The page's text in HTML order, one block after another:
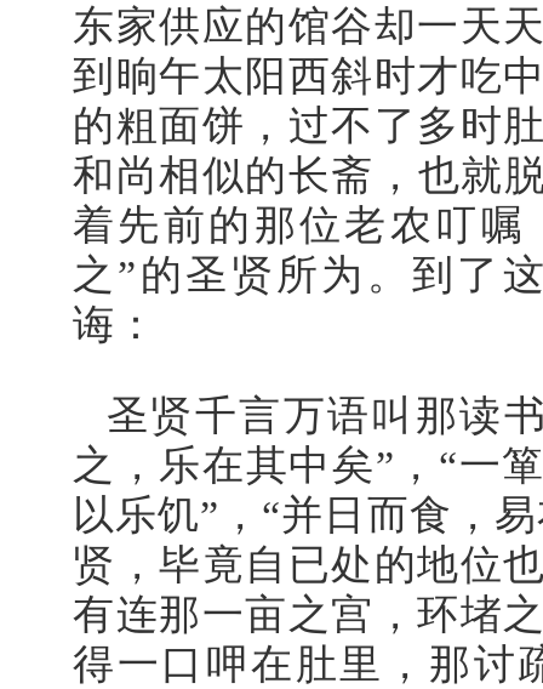
东家供应的馆谷却一天
到晌午太阳西斜时才吃
的粗面饼，过不了多时
和尚相似的长斋，也就
着先前的那位老农叮嘱
之”的圣贤所为。到了
诲：
圣贤千言万语叫那读
之，乐在其中矣”，“一
以乐饥”，“并日而食，
贤，毕竟自已处的地位
有连那一亩之宫，环堵
得一口呷在肚里，那讨